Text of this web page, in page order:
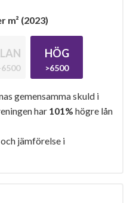
m² (2023)
HÖG
>6500
gemensamma skuld i
har 101% högre lån
jämförelse i